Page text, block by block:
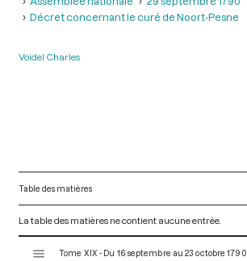
Décret concernant le curé de Noort-Pesne
Voidel Charles
Table des matières
La table des matières ne contient aucune entrée.
Tome XIX - Du 16 septembre au 23 octobre 1790